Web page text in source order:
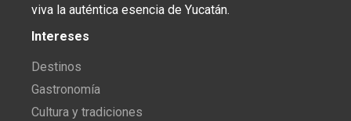
viva la auténtica esencia de Yucatán.
Intereses
Destinos
Gastronomía
Cultura y tradiciones